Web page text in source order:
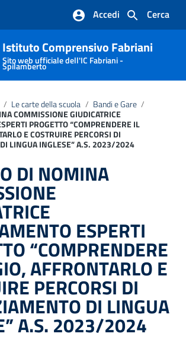
Cerca
Accedi
la navigazione
Istituto Comprensivo Fabriani
Sito web ufficiale dell'IC Fabriani -
Spilamberto
/ Le carte della scuola / Bandi e Gare /
COMMISSIONE GIUDICATRICE
PROGETTO “COMPRENDERE IL
E COSTRUIRE PERCORSI DI
LINGUA INGLESE” A.S. 2023/2024
DI NOMINA
ESPERTI
“COMPRENDERE
AFFRONTARLO E
PERCORSI DI
DI LINGUA
A.S. 2023/2024